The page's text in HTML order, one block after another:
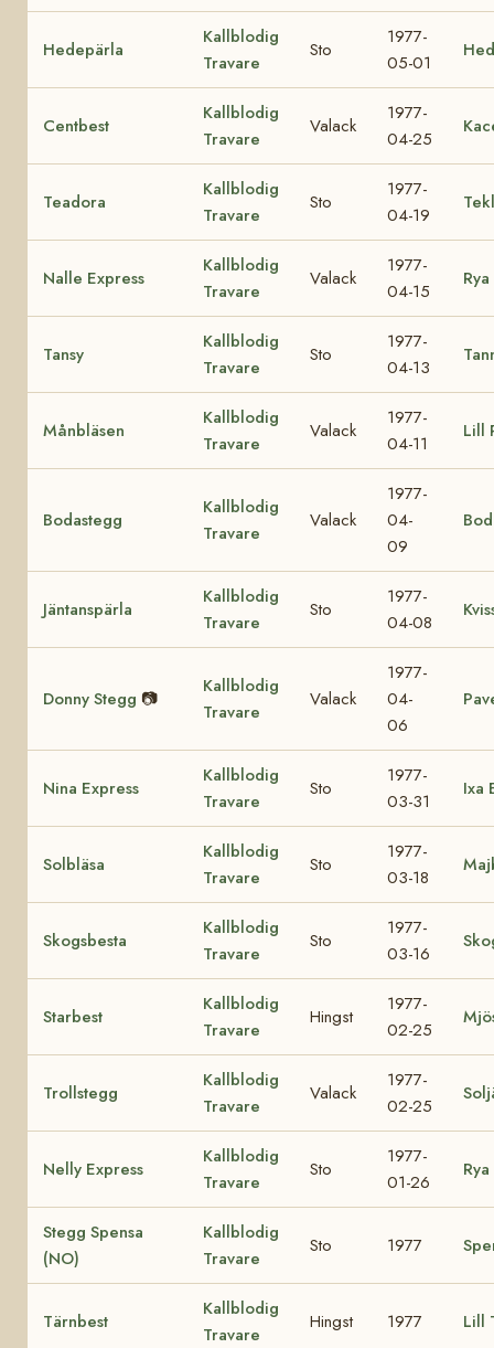
Hedepärla
Kallblodig
Travare
Sto
1977-
05-01
Centbest
Kallblodig
Travare
Valack
1977-
04-25
Teadora
Kallblodig
Travare
Sto
1977-
04-19
Nalle Express
Kallblodig
Travare
Valack
1977-
04-15
Tansy
Kallblodig
Travare
Sto
1977-
04-13
Månbläsen
Kallblodig
Travare
Valack
1977-
04-11
Lill
Bodastegg
Kallblodig
Travare
Valack
1977-
04-
09
Jäntanspärla
Kallblodig
Travare
Sto
1977-
04-08
Donny Stegg 📷
Kallblodig
Travare
Valack
1977-
04-
06
Nina Express
Kallblodig
Travare
Sto
1977-
03-31
Ixa
Solbläsa
Kallblodig
Travare
Sto
1977-
03-18
Skogsbesta
Kallblodig
Travare
Sto
1977-
03-16
Starbest
Kallblodig
Travare
Hingst
1977-
02-25
Trollstegg
Kallblodig
Travare
Valack
1977-
02-25
Nelly Express
Kallblodig
Travare
Sto
1977-
01-26
Stegg Spensa
(NO)
Kallblodig
Travare
Sto 1977
Tärnbest
Kallblodig
Travare
Hingst 1977 Lill